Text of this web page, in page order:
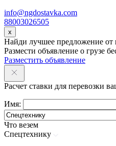
info@ngdostavka.com
88003026505
x
Найди лучшее предложение от
Размести объявление о грузе
Разместить объявление
Расчет ставки для перевозки
Имя:
Что везем
Спецтехнику